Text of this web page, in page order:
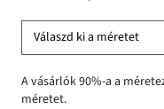
Válaszd ki a méretet
A vásárlók 90%-a a
méretet.